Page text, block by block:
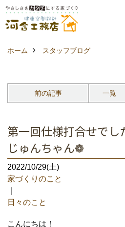
ホーム スタッフブログ
前の記事 一覧
第一回仕様打合せで
じゅんちゃん❁
2022/10/29(土)
家づくりのこと
日々のこと
こんにちは！